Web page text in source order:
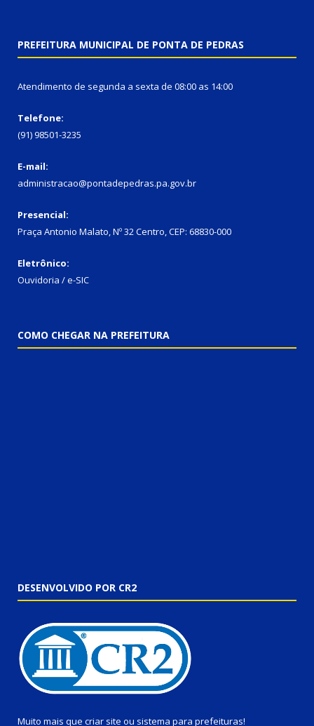
PREFEITURA MUNICIPAL DE PONTA DE PEDRAS
Atendimento de segunda a sexta de 08:00 as 14:00
Telefone:
(91) 98501-3235
E-mail:
administracao@pontadepedras.pa.gov.br
Presencial:
Praça Antonio Malato, Nº 32 Centro, CEP: 68830-000
Eletrônico:
Ouvidoria / e-SIC
COMO CHEGAR NA PREFEITURA
DESENVOLVIDO POR CR2
Muito mais que criar site ou sistema para prefeituras!